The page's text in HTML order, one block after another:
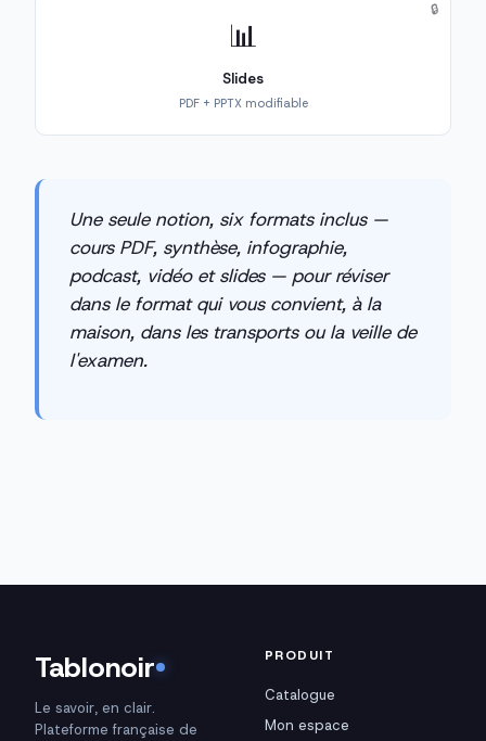
📊
Slides
PDF + PPTX modifiable
🔒
Une seule notion, six formats inclus —
cours PDF, synthèse, infographie,
podcast, vidéo et slides — pour réviser
dans le format qui vous convient, à la
maison, dans les transports ou la veille de
l'examen.
Tablonoir
Le savoir, en clair.
Plateforme française de
PRODUIT
Catalogue
Mon espace